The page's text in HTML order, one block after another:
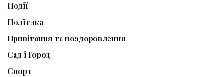
Події
Політика
Привітання та поздоровлення
Сад і Город
Спорт